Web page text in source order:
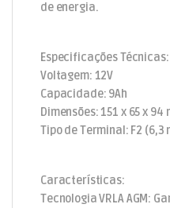
de energia.
Especificações Técnicas:
Voltagem: 12V
Capacidade: 9Ah
Dimensões: 151 x 65 x 94
Tipo de Terminal: F2 (6,3
Características:
Tecnologia VRLA AGM: